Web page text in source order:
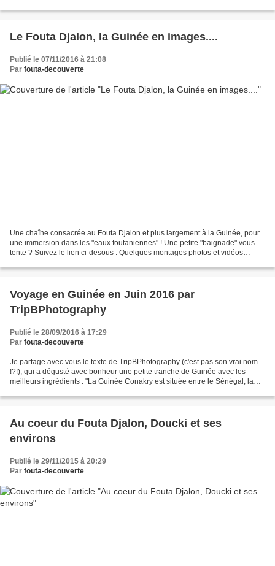
Le Fouta Djalon, la Guinée en images....
Publié le 07/11/2016 à 21:08
Par fouta-decouverte
Une chaîne consacrée au Fouta Djalon et plus largement à la Guinée, pour
une immersion dans les "eaux foutaniennes" ! Une petite "baignade" vous
tente ? Suivez le lien ci-desous : Quelques montages photos et vidéos
Voyage en Guinée en Juin 2016 par
TripBPhotography
Publié le 28/09/2016 à 17:29
Par fouta-decouverte
Je partage avec vous le texte de TripBPhotography (c'est pas son vrai nom
!?!), qui a dégusté avec bonheur une petite tranche de Guinée avec les
meilleurs ingrédients : "La Guinée Conakry est située entre le Sénégal, la
Au coeur du Fouta Djalon, Doucki et ses
environs
Publié le 29/11/2015 à 20:29
Par fouta-decouverte